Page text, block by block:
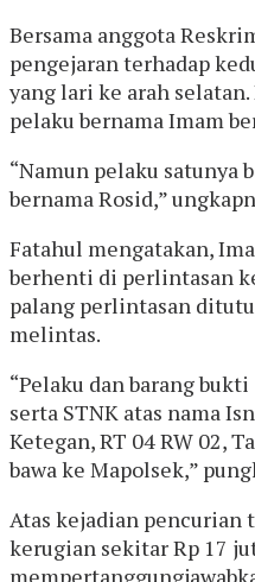
Bersama anggota
pengejaran terhadap
yang lari ke arah
pelaku bernama Imam
“Namun pelaku satunya
bernama Rosid,”
Fatahul mengatakan,
berhenti di perlintasan
palang perlintasan
melintas.
“Pelaku dan barang
serta STNK atas nama
Ketegan, RT 04 RW 02,
bawa ke Mapolsek,”
Atas kejadian pencurian
kerugian sekitar Rp 17